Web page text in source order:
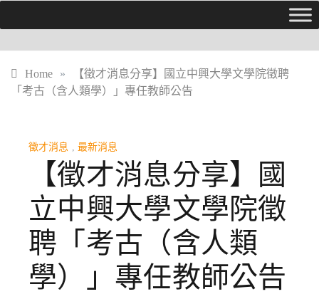
Home »
【徵才消息分享】國立中興大學文學院徵聘
「考古（含人類學）」專任教師公告
徵才消息 最新消息
【徵才消息分享】國
立中興大學文學院徵
聘「考古（含人類
學）」專任教師公告